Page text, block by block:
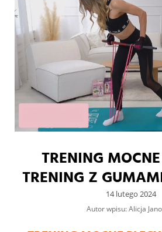
TRENING
TRENING Z
14 lutego 2024
Autor wpisu: Alicja